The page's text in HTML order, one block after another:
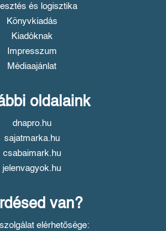
és logisztika
Könyvkiadás
Kiadóknak
Impresszum
Médiaajánlat
oldalaink
dnapro.hu
sajatmarka.hu
csabaimark.hu
jelenvagyok.hu
van?
elérhetősége: